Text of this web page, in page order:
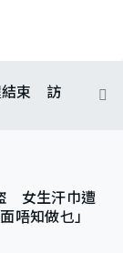
結束 訪
女生汗巾遭
唔知做乜」